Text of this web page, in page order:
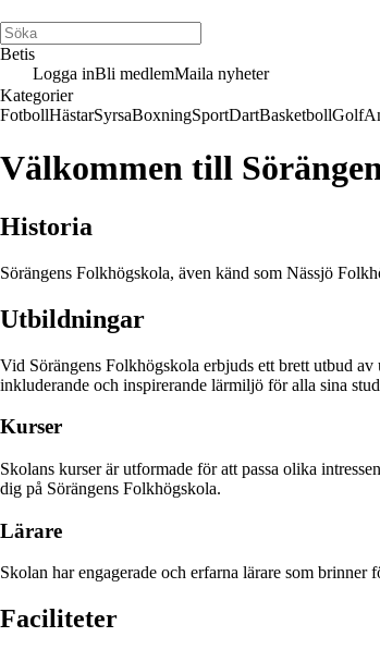
Betis
Logga inBli medlemMaila nyheter
Kategorier
FotbollHästarSyrsaBoxningSportDartBasketbollGolf
Välkommen till
Historia
Sörängens Folkhögskola, även känd som Nässjö
Utbildningar
Vid Sörängens Folkhögskola erbjuds ett brett utbud
inkluderande och inspirerande lärmiljö för alla sina
Kurser
Skolans kurser är utformade för att passa olika
dig på Sörängens Folkhögskola.
Lärare
Skolan har engagerade och erfarna lärare som
Faciliteter